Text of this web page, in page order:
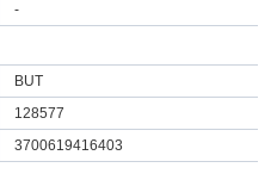
-
BUT
128577
3700619416403